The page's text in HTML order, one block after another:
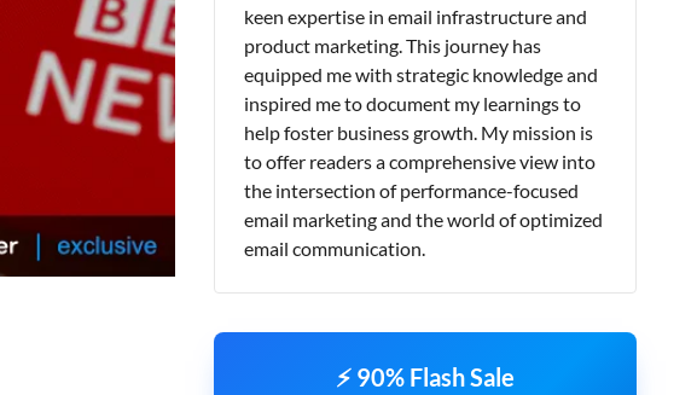
keen expertise in email infrastructure and
product marketing. This journey has
equipped me with strategic knowledge and
inspired me to document my learnings to
help foster business growth. My mission is
to offer readers a comprehensive view into
the intersection of performance-focused
email marketing and the world of optimized
email communication.
⚡ 90% Flash Sale